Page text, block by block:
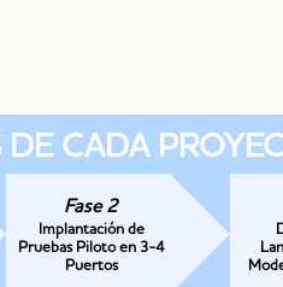
DE CADA
Fase 2
Implantación de
Pruebas Piloto en 3-4
Puertos